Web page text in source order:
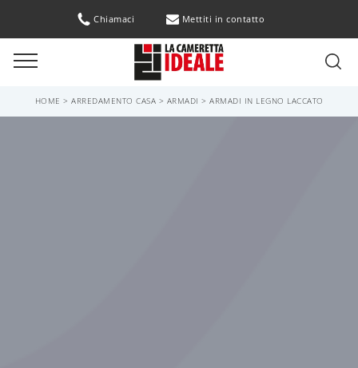
Chiamaci Mettiti in contatto
HOME > ARREDAMENTO CASA > ARMADI > ARMADI IN LEGNO LACCATO